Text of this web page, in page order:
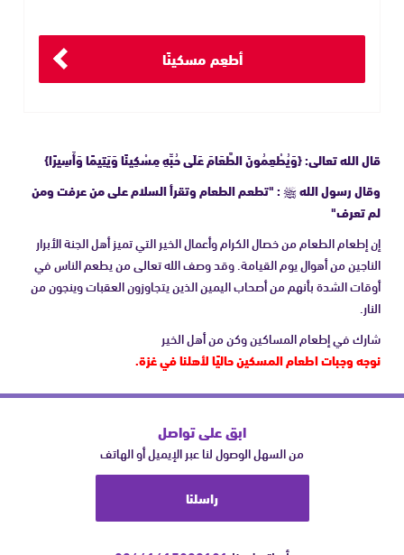
قال الله تعالى: {وَيُطْعِمُونَ الطَّعَامَ عَلَى حُبِّهِ مِسْكِينًا وَيَتِيمًا وَأَسِيرًا}
وقال رسول الله ﷺ : "تطعم الطعام وتقرأ السلام على من عرفت ومن
لم تعرف"
إن إطعام الطعام من خصال الكرام وأعمال الخير التي تميز أهل الجنة الأبرار
الناجين من أهوال يوم القيامة. وقد وصف الله تعالى من يطعم الناس في
أوقات الشدة بأنهم من أصحاب اليمين الذين يتجاوزون العقبات وينجون من
النار.
شارك في إطعام المساكين وكن من أهل الخير
نوجه وجبات اطعام المسكين حاليًا لأهلنا في غزة.
أطعِم مسكينًا
ابق على تواصل
من السهل الوصول لنا عبر الإيميل أو الهاتف
راسلنا